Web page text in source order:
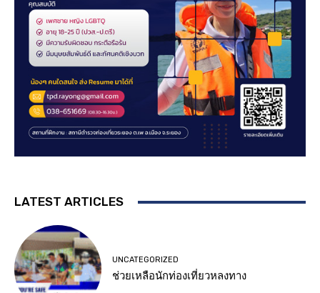
LATEST ARTICLES
UNCATEGORIZED
ช่วยเหลือนักท่องเที่ยวหลงทาง